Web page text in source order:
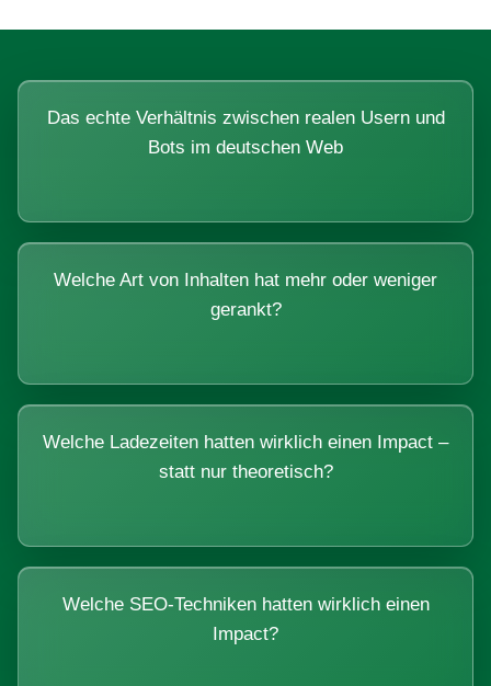
Das echte Verhältnis zwischen realen Usern und
Bots im deutschen Web
Welche Art von Inhalten hat mehr oder weniger
gerankt?
Welche Ladezeiten hatten wirklich einen Impact –
statt nur theoretisch?
Welche SEO-Techniken hatten wirklich einen
Impact?